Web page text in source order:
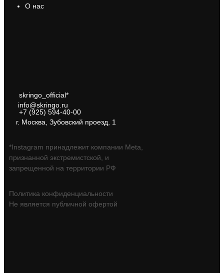
О нас
skringo_official*
info@skringo.ru
+7 (925) 594-40-00
г. Москва, Зубовский проезд, 1
*Instagram принадлежит компании Meta,
признанной экстремистской, и
запрещенной на территории РФ
Политика конфиденциальности
Не является публичной офертой